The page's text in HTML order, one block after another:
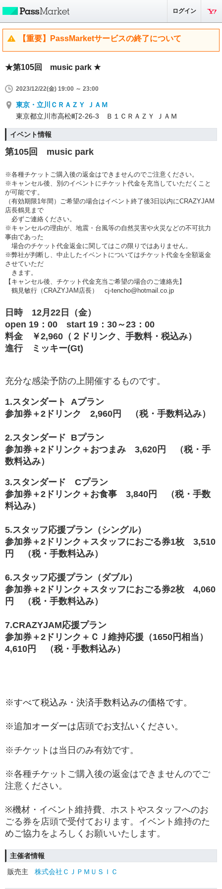
ログイン
【重要】PassMarketサービスの終了について
★第105回 music park ★
2023/12/22(金) 19:00 ～ 23:00
東京・立川ＣＲＡＺＹ ＪＡＭ
東京都立川市高松町2-26-3 Ｂ１ＣＲＡＺＹ ＪＡＭ
イベント情報
第105回 music park
※各種チケットご購入後の返金はできませんのでご注意ください。
※キャンセル後、別のイベントにチケット代金を充当していただくこと
が可能です。
（有効期限1年間）ご希望の場合はイベント終了後3日以内にCRAZYJAM
店長鶴見まで
必ずご連絡ください。
※キャンセルの理由が、地震・台風等の自然災害や火災などの不可抗力
事由であった
場合のチケット代金返金に関してはこの限りではありません。
※弊社が判断し、中止したイベントについてはチケット代金を全額返金
させていただ
きます。
【キャンセル後、チケット代金充当ご希望の場合のご連絡先】
鶴見敏行（CRAZYJAM店長） cj-tencho@hotmail.co.jp
日時 12月22 日（金）
open 19：00 start 19：30～23：00
料金 ￥2,960（２ドリンク、手数料・税込み）
進行 ミッキー(Gt)
充分な感染予防の上開催するものです。
1.スタンダート Aプラン
参加券＋2ドリンク 2,960円 （税・手数料込み）
2.スタンダード Bプラン
参加券＋2ドリンク＋おつまみ 3,620円 （税・手
数料込み）
3.スタンダード Cプラン
参加券＋2ドリンク＋お食事 3,840円 （税・手数
料込み）
5.スタッフ応援プラン（シングル）
参加券＋2ドリンク＋スタッフにおごる券1枚 3,510
円 （税・手数料込み）
6.スタッフ応援プラン（ダブル）
参加券＋2ドリンク＋スタッフにおごる券2枚 4,060
円 （税・手数料込み）
7.CRAZYJAM応援プラン
参加券＋2ドリンク＋ＣＪ維持応援（1650円相当）
4,610円 （税・手数料込み）
※すべて税込み・決済手数料込みの価格です。
※追加オーダーは店頭でお支払いください。
※チケットは当日のみ有効です。
※各種チケットご購入後の返金はできませんのでご
注意ください。
※機材・イベント維持費、ホストやスタッフへのお
ごる券を店頭で受付ております。イベント維持のた
めご協力をよろしくお願いいたします。
主催者情報
販売主
株式会社ＣＪＰＭＵＳＩＣ